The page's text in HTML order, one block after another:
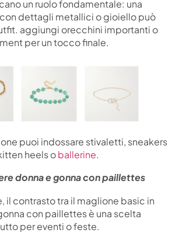
un ruolo fondamentale: una
dettagli metallici o gioiello può
aggiungi orecchini importanti o
per un tocco finale.
puoi indossare stivaletti, sneakers
heels oballerine.
donna e gonna con paillettes
il contrasto tra il maglione basic in
con paillettes è una scelta
per eventi o feste.